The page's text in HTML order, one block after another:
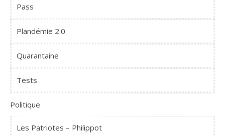
Pass
Plandémie 2.0
Quarantaine
Tests
Politique
Les Patriotes – Philippot